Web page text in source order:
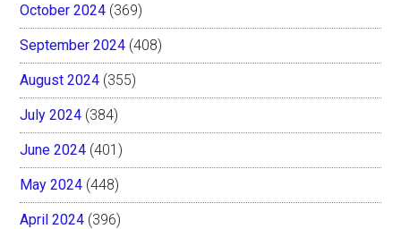
October 2024 (369)
September 2024 (408)
August 2024 (355)
July 2024 (384)
June 2024 (401)
May 2024 (448)
April 2024 (396)